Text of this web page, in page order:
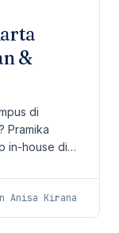
&
di
Pramika
in-house di
Anisa Kirana